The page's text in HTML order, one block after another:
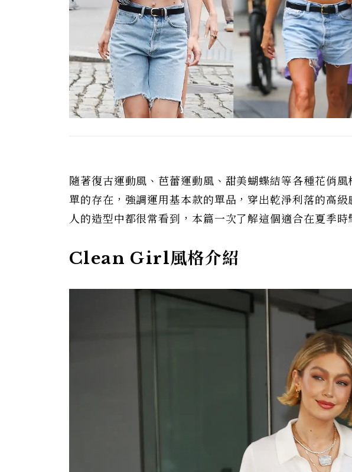
隨著復古運動風、芭蕾運動風、甜美蝴蝶結等各種花
單的存在，強調運用基本款的單品，穿出乾淨利落的
人的造型中都很常看到，本篇一次了解這個適合在夏季
Clean Girl風格介紹